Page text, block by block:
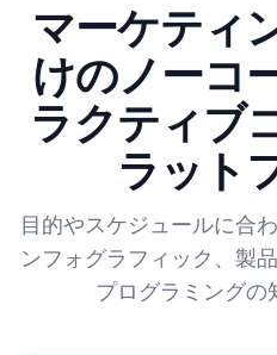
マーケティ
けのノーコ
ラクティブ
ラット
目的やスケジュールに合
ンフォグラフィック、製
プログラミングの